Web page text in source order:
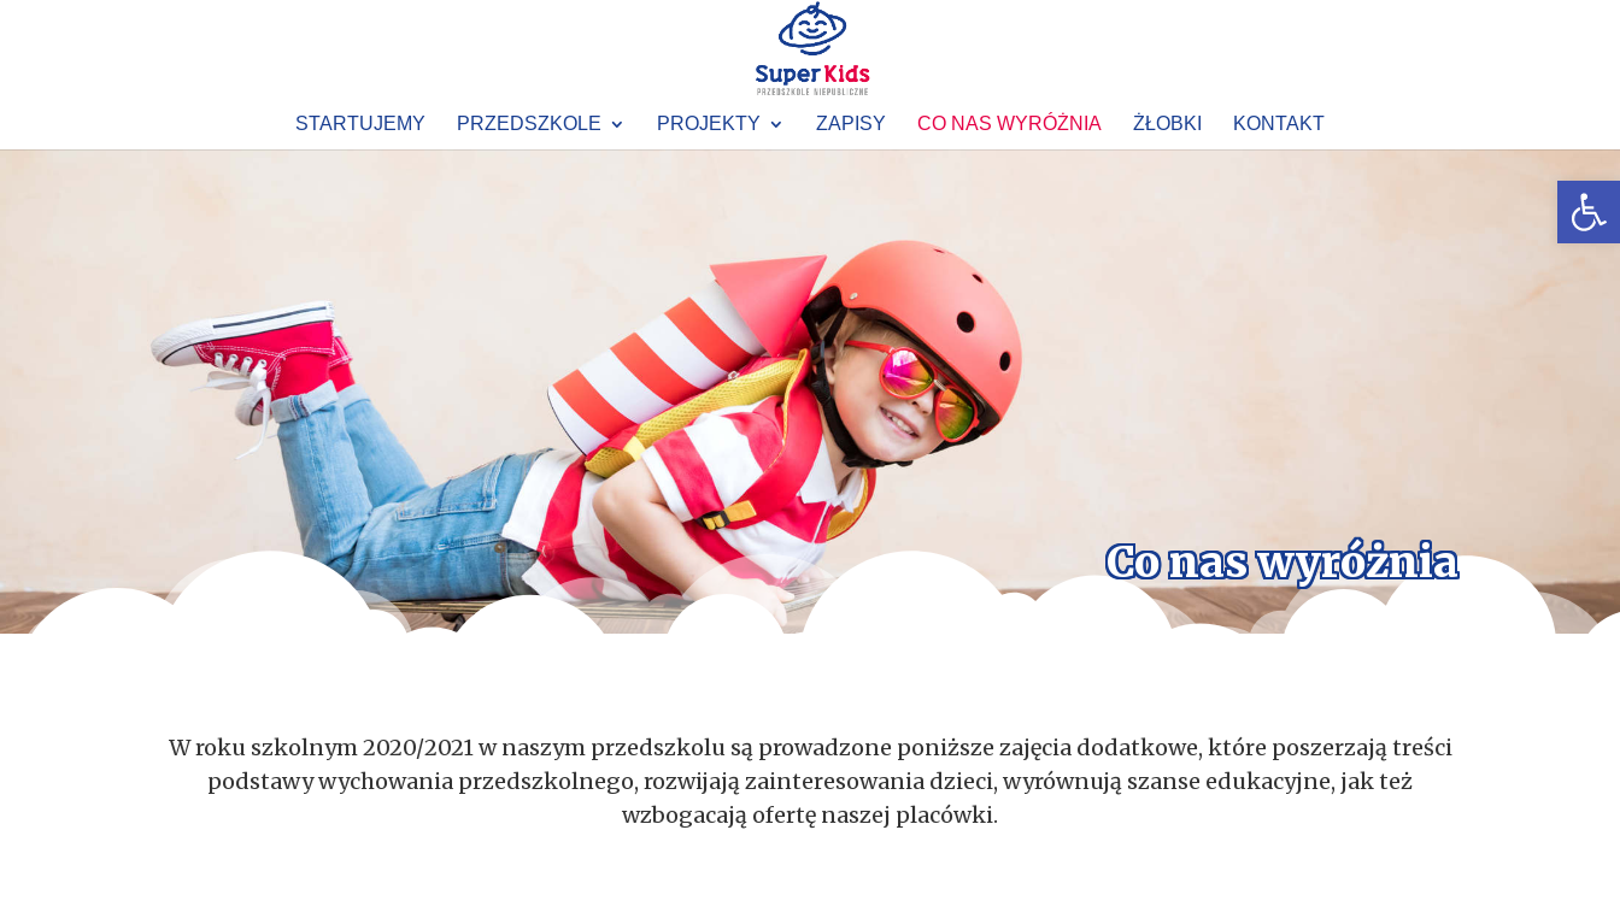
Co nas wyróżnia
STARTUJEMY PRZEDSZKOLE PROJEKTY ZAPISY CO NAS WYRÓŻNIA ŻŁOBKI KONTAKT
W roku szkolnym 2020/2021 w naszym przedszkolu są prowadzone poniższe zajęcia dodatkowe, które poszerzają treści
podstawy wychowania przedszkolnego, rozwijają zainteresowania dzieci, wyrównują szanse edukacyjne, jak też
wzbogacają ofertę naszej placówki.